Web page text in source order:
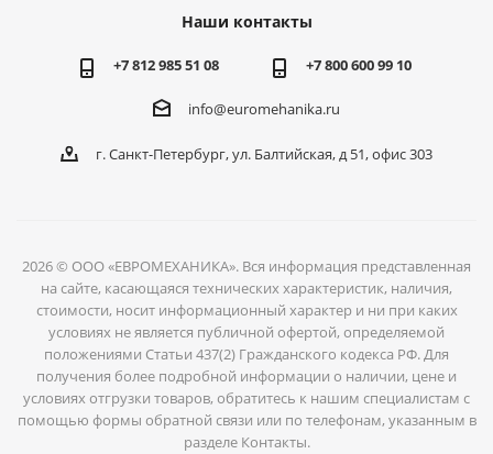
Наши контакты
+7 812 985 51 08 +7 800 600 99 10
info@euromehanika.ru
г. Санкт-Петербург, ул. Балтийская, д 51, офис 303
2026 © ООО «ЕВРОМЕХАНИКА». Вся информация представленная
на сайте, касающаяся технических характеристик, наличия,
стоимости, носит информационный характер и ни при каких
условиях не является публичной офертой, определяемой
положениями Статьи 437(2) Гражданского кодекса РФ. Для
получения более подробной информации о наличии, цене и
условиях отгрузки товаров, обратитесь к нашим специалистам с
помощью формы обратной связи или по телефонам, указанным в
разделе Контакты.